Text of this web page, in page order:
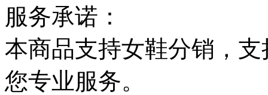
服务承诺：
本商品支持女鞋分销，
您专业服务。